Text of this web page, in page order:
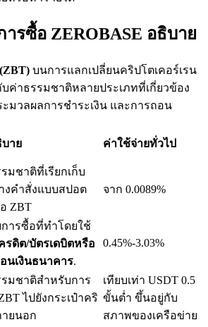
ด้รับการสนับสนุนจาก Crypto
ยะยาวและผลประโยชน์ที่ยืดหยุ่น
รซื้อ ZEROBASE อธิบาย
บนการแลกเปลี่ยนคริปโตเคอร์เรน
ค่าธรรมชาติหลายประเภทที่เกี่ยวข้อง
มวลผลการชำระเงิน และการถอน
าย ค่าใช้จ่ายทั่วไป
มชาติที่เรียกเก็บ
งคำสั่งแบบสปอต
ZBT
จาก 0.0089%
ารซื้อที่ทำโดยใช้
รดิต/บัตรเดบิตหรือ
นเงินธนาคาร.
0.45%-3.03%
มชาติสำหรับการ
ไปยังกระเป๋าคริ
ยนอก
เทียบเท่า USDT 0.5
ขั้นต่ำ ขึ้นอยู่กับ
สภาพของเครือข่าย